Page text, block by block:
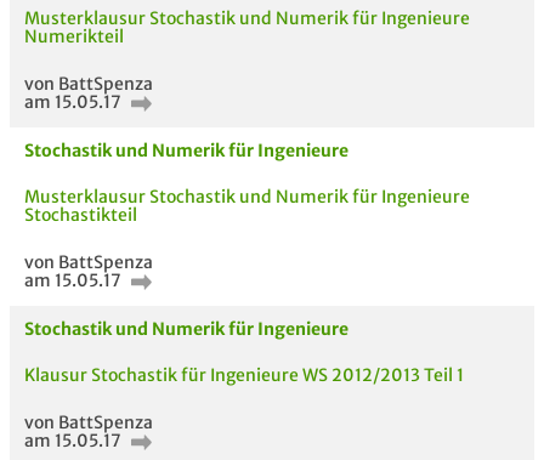
Musterklausur Stochastik und Numerik für Ingenieure
Numerikteil
von BattSpenza
am 15.05.17
Stochastik und Numerik für Ingenieure
Musterklausur Stochastik und Numerik für Ingenieure
Stochastikteil
von BattSpenza
am 15.05.17
Stochastik und Numerik für Ingenieure
Klausur Stochastik für Ingenieure WS 2012/2013 Teil 1
von BattSpenza
am 15.05.17